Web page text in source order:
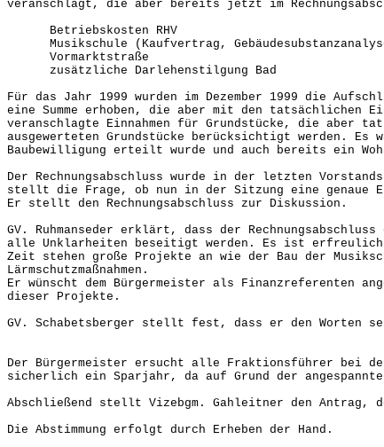
veranschlagt, die aber bereits jetzt im
Betriebskosten RHV S
Musikschule (Kaufvertrag,
Vormarktstraße S
zusätzliche Darlehenstilgung
Für das Jahr 1999 wurden im Dezember 1999 die
eine Summe erhoben, die aber mit den tatsächlichen
veranschlagte Einnahmen für Grundstücke, die aber
ausgewerteten Grundstücke berücksichtigt werden.
Baubewilligung erteilt wurde und auch bereits ein
Der Rechnungsabschluss wurde in der letzten
stellt die Frage, ob nun in der Sitzung eine genaue
Er stellt den Rechnungsabschluss zur Diskussion.
GV. Ruhmanseder erklärt, dass der
alle Unklarheiten beseitigt werden. Es ist
Zeit stehen große Projekte an wie der Bau der
Lärmschutzmaßnahmen.
Er wünscht dem Bürgermeister als Finanzreferenten
dieser Projekte.
GV. Schabetsberger stellt fest, dass er den Worten
Der Bürgermeister ersucht alle Fraktionsführer bei
sicherlich ein Sparjahr, da auf Grund der
Abschließend stellt Vizebgm. Gahleitner den Antrag,
Die Abstimmung erfolgt durch Erheben der Hand.